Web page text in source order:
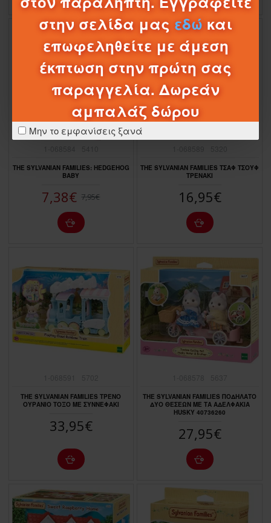
στην σελίδα μας εδώ και
επωφεληθείτε με άμεση
έκπτωση στην πρώτη σας
παραγγελία. Δωρεάν
αμπαλάζ δώρου
Μην το εμφανίσεις ξανά
ΠΤΏΣΗ ΤΙΜΉΣ
Προσφορά Eshop
05
Ημέρες
03
Ώρες
17
Λεπτά
22
THE SYLVANIAN FAMILIES: HEDGEHOG
BABY
7,38€ 7,95€
THE SYLVANIAN FAMILIES ΤΣΑΦ ΤΣΟΥΦ
ΤΡΕΝΑΚΙ
16,95€
THE SYLVANIAN FAMILIES ΤΡΕΝΟ
ΟΥΡΑΝΙΟ ΤΟΞΟ ΜΕ ΣΥΝΝΕΦΑΚΙ
33,95€
THE SYLVANIAN FAMILIES ΠΟΔΗΛΑΤΟ
ΔΥΟ ΘΕΣΕΩΝ ΜΕ ΤΑ ΑΔΕΛΦΑΚΙΑ
HUSKY 40736260
27,95€